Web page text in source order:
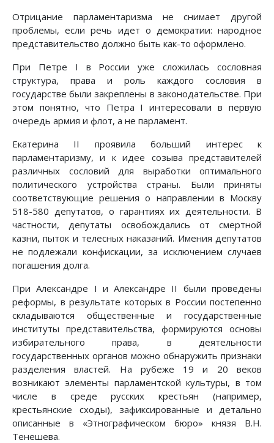
Отрицание парламентаризма не снимает другой
проблемы, если речь идет о демократии: народное
представительство должно быть как-то оформлено.
При Петре I в России уже сложилась сословная
структура, права и роль каждого сословия в
государстве были закреплены в законодательстве. При
этом понятно, что Петра I интересовали в первую
очередь армия и флот, а не парламент.
Екатерина II проявила больший интерес к
парламентаризму, и к идее созыва представителей
различных сословий для выработки оптимального
политического устройства страны. Были приняты
соответствующие решения о направлении в Москву
518-580 депутатов, о гарантиях их деятельности. В
частности, депутаты освобождались от смертной
казни, пыток и телесных наказаний. Имения депутатов
не подлежали конфискации, за исключением случаев
погашения долга.
При Александре I и Александре II были проведены
реформы, в результате которых в России постепенно
складываются общественные и государственные
институты представительства, формируются основы
избирательного права, в деятельности
государственных органов можно обнаружить признаки
разделения властей. На рубеже 19 и 20 веков
возникают элементы парламентской культуры, в том
числе в среде русских крестьян (например,
крестьянские сходы), зафиксированные и детально
описанные в «Этнографическом бюро» князя В.Н.
Тенешева.